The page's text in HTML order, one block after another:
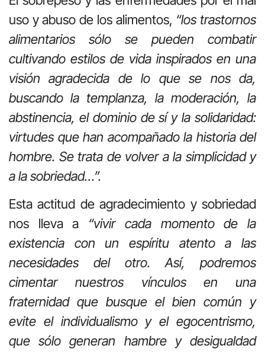
uso y abuso de los alimentos, “los trastornos
alimentarios sólo se pueden combatir
cultivando estilos de vida inspirados en una
visión agradecida de lo que se nos da,
buscando la templanza, la moderación, la
abstinencia, el dominio de sí y la solidaridad:
virtudes que han acompañado la historia del
hombre. Se trata de volver a la simplicidad y
a la sobriedad…”.
Esta actitud de agradecimiento y sobriedad
nos lleva a “vivir cada momento de la
existencia con un espíritu atento a las
necesidades del otro. Así, podremos
cimentar nuestros vínculos en una
fraternidad que busque el bien común y
evite el individualismo y el egocentrismo,
que sólo generan hambre y desigualdad